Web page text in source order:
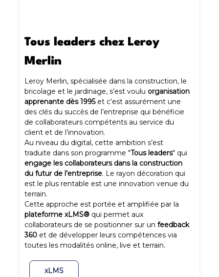
Tous leaders chez Leroy
Merlin
Leroy Merlin, spécialisée dans la construction, le
bricolage et le jardinage, s’est voulu organisation
apprenante dès 1995et c’est assurément une
des clés du succès de l’entreprise qui bénéficie
de collaborateurs compétents au service du
client et de l’innovation.
Au niveau du digital, cette ambition s’est
traduite dans son programme "Tous leaders" qui
engage les collaborateurs dans la construction
du futur de l’entreprise. Le rayon décoration qui
est le plus rentable est une innovation venue du
terrain.
Cette approche est portée et amplifiée par la
plateforme xLMS®qui permet aux
collaborateurs de se positionner sur un feedback
360 et de développer leurs compétences via
toutes les modalités online, live et terrain.
xLMS